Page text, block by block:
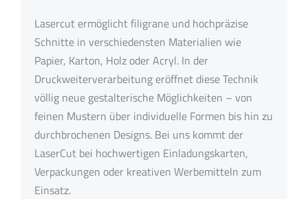
Lasercut ermöglicht filigrane und hochpräzise
Schnitte in verschiedensten Materialien wie
Papier, Karton, Holz oder Acryl. In der
Druckweiterverarbeitung eröffnet diese Technik
völlig neue gestalterische Möglichkeiten – von
feinen Mustern über individuelle Formen bis hin zu
durchbrochenen Designs. Bei uns kommt der
LaserCut bei hochwertigen Einladungskarten,
Verpackungen oder kreativen Werbemitteln zum
Einsatz.